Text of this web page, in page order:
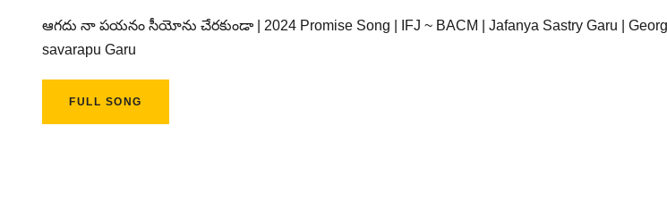
ఆగదు నా పయనం సీయోను చేరకుండా | 2024 Promise Song | IFJ ~ BACM | Jafanya Sastry Garu |
savarapu Garu
FULL SONG